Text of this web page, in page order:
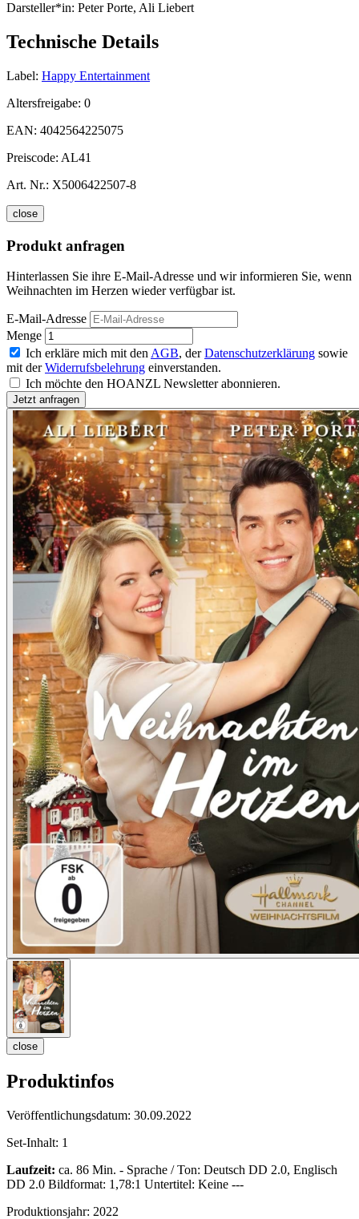
Darsteller*in: Peter Porte, Ali Liebert
Technische Details
Label: Happy Entertainment
Altersfreigabe: 0
EAN: 4042564225075
Preiscode: AL41
Art. Nr.: X5006422507-8
close
Produkt anfragen
Hinterlassen Sie ihre E-Mail-Adresse und wir informieren Sie, wenn
Weihnachten im Herzen wieder verfügbar ist.
E-Mail-Adresse
Menge
Ich erkläre mich mit den AGB, derDatenschutzerklärung sowie
mit derWiderrufsbelehrung einverstanden.
Ich möchte den HOANZL Newsletter abonnieren.
close
Produktinfos
Veröffentlichungsdatum: 30.09.2022
Set-Inhalt: 1
Laufzeit: ca. 86 Min. - Sprache / Ton: Deutsch DD 2.0, Englisch
DD 2.0 Bildformat: 1,78:1 Untertitel: Keine ---
Produktionsjahr: 2022